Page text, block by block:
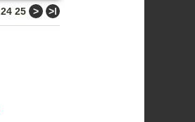
24 25 > >ǀ